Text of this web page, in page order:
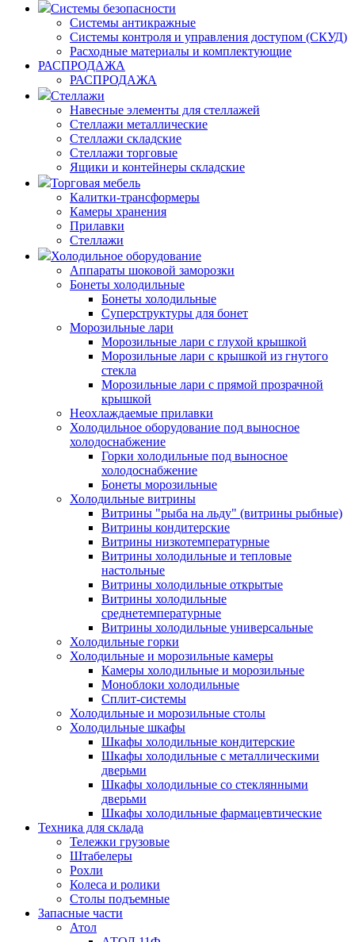
Системы безопасности
Системы антикражные
Системы контроля и управления доступом (СКУД)
Расходные материалы и комплектующие
РАСПРОДАЖА
РАСПРОДАЖА
Стеллажи
Навесные элементы для стеллажей
Стеллажи металлические
Стеллажи складские
Стеллажи торговые
Ящики и контейнеры складские
Торговая мебель
Калитки-трансформеры
Камеры хранения
Прилавки
Стеллажи
Холодильное оборудование
Аппараты шоковой заморозки
Бонеты холодильные
Бонеты холодильные
Суперструктуры для бонет
Морозильные лари
Морозильные лари с глухой крышкой
Морозильные лари с крышкой из гнутого
стекла
Морозильные лари с прямой прозрачной
крышкой
Неохлаждаемые прилавки
Холодильное оборудование под выносное
холодоснабжение
Горки холодильные под выносное
холодоснабжение
Бонеты морозильные
Холодильные витрины
Витрины "рыба на льду" (витрины рыбные)
Витрины кондитерские
Витрины низкотемпературные
Витрины холодильные и тепловые
настольные
Витрины холодильные открытые
Витрины холодильные
среднетемпературные
Витрины холодильные универсальные
Холодильные горки
Холодильные и морозильные камеры
Камеры холодильные и морозильные
Моноблоки холодильные
Сплит-системы
Холодильные и морозильные столы
Холодильные шкафы
Шкафы холодильные кондитерские
Шкафы холодильные с металлическими
дверьми
Шкафы холодильные со стеклянными
дверьми
Шкафы холодильные фармацевтические
Техника для склада
Тележки грузовые
Штабелеры
Рохли
Колеса и ролики
Столы подъемные
Запасные части
Атол